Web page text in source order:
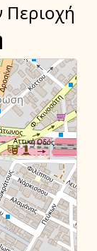
Περιοχή